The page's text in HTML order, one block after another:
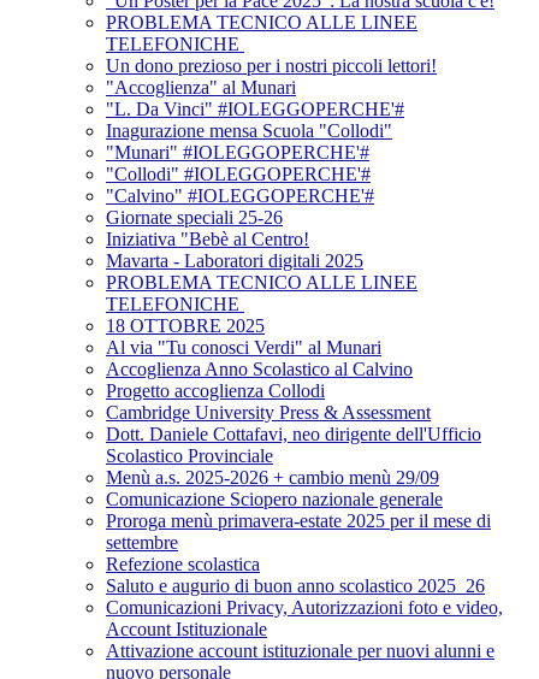
PROBLEMA TECNICO ALLE LINEE
TELEFONICHE
Un dono prezioso per i nostri piccoli lettori!
"Accoglienza" al Munari
"L. Da Vinci" #IOLEGGOPERCHE'#
Inagurazione mensa Scuola "Collodi"
"Munari" #IOLEGGOPERCHE'#
"Collodi" #IOLEGGOPERCHE'#
"Calvino" #IOLEGGOPERCHE'#
Giornate speciali 25-26
Iniziativa "Bebè al Centro!
Mavarta - Laboratori digitali 2025
PROBLEMA TECNICO ALLE LINEE
TELEFONICHE
18 OTTOBRE 2025
Al via "Tu conosci Verdi" al Munari
Accoglienza Anno Scolastico al Calvino
Progetto accoglienza Collodi
Cambridge University Press & Assessment
Dott. Daniele Cottafavi, neo dirigente dell'Ufficio
Scolastico Provinciale
Menù a.s. 2025-2026 + cambio menù 29/09
Comunicazione Sciopero nazionale generale
Proroga menù primavera-estate 2025 per il mese di
settembre
Refezione scolastica
Saluto e augurio di buon anno scolastico 2025_26
Comunicazioni Privacy, Autorizzazioni foto e video,
Account Istituzionale
Attivazione account istituzionale per nuovi alunni e
nuovo personale